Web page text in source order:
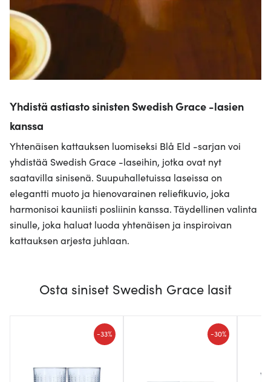
jaamme sosiaalisen median, mainosalan ja analytiikka-
alan kumppaneillemme tietoja siitä, miten käytät
sivustoamme. Kumppanimme voivat yhdistää näitä
tietoja muihin tietoihin, joita olet antanut heille tai joita on
kerätty, kun olet käyttänyt heidän palvelujaan.
Yhdistä astiasto sinisten Swedish Grace -lasien
kanssa
Yhtenäisen kattauksen luomiseksi Blå Eld -sarjan voi
yhdistää Swedish Grace -laseihin, jotka ovat nyt
saatavilla sinisenä. Suupuhalletuissa laseissa on
elegantti muoto ja hienovarainen reliefikuvio, joka
harmonisoi kauniisti posliinin kanssa. Täydellinen valinta
sinulle, joka haluat luoda yhtenäisen ja inspiroivan
kattauksen arjesta juhlaan.
Osta siniset Swedish Grace lasit
-33% -30%